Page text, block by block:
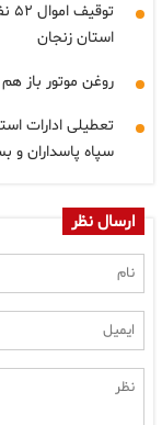
استان زنجان
روغن موتور باز
سپاه پاسداران و
ارسال نظر